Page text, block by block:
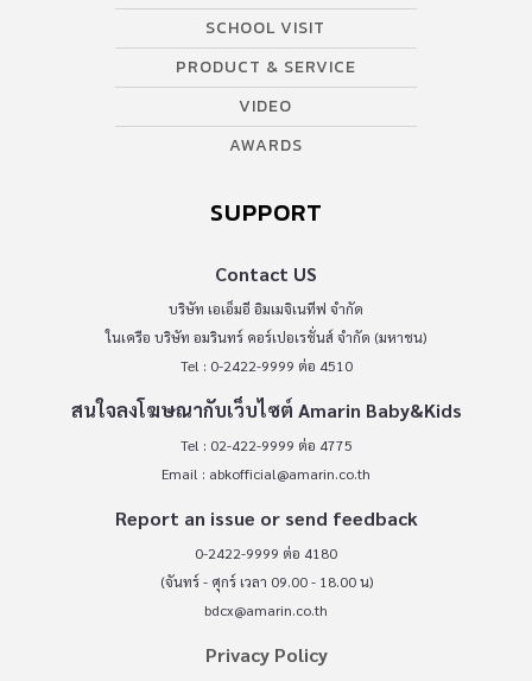
SCHOOL VISIT
PRODUCT & SERVICE
VIDEO
AWARDS
SUPPORT
Contact US
บริษัท เอเอ็มอี อิมเมจิเนทีฟ จำกัด
ในเครือ บริษัท อมรินทร์ คอร์เปอเรชั่นส์ จำกัด (มหาชน)
Tel : 0-2422-9999 ต่อ 4510
สนใจลงโฆษณากับเว็บไซต์ Amarin Baby&Kids
Tel : 02-422-9999 ต่อ 4775
Email : abkofficial@amarin.co.th
Report an issue or send feedback
0-2422-9999 ต่อ 4180
(จันทร์ - ศุกร์ เวลา 09.00 - 18.00 น)
bdcx@amarin.co.th
Privacy Policy